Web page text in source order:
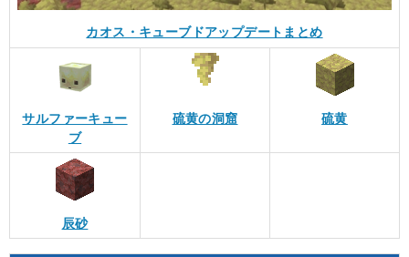
カオス・キューブドアップデートまとめ
サルファーキュー
ブ
硫黄の洞窟 硫黄
辰砂